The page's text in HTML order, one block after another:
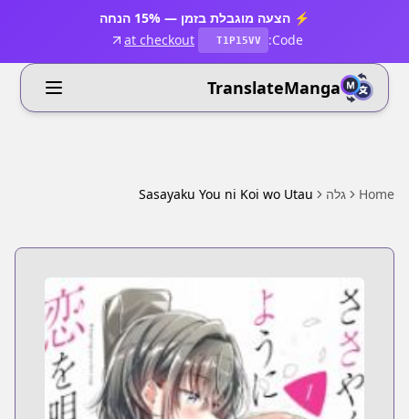
⚡ הצעה מוגבלת בזמן — 15% הנחה
Code:
T1P15VV
at checkout
TranslateManga
Home גלה Sasayaku You ni Koi wo Utau